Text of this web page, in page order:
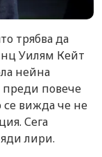
трябва да
Уилям Кейт
нейна
повече
се вижда че не
Сега
лири.